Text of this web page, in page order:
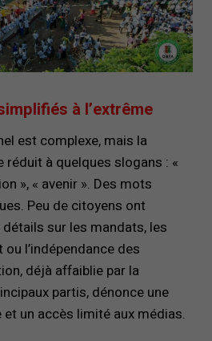
à l’extrême
est complexe, mais la
à quelques slogans : «
», « avenir ». Des mots
Peu de citoyens ont
sur les mandats, les
l’indépendance des
déjà affaiblie par la
partis, dénonce une
un accès limité aux médias.